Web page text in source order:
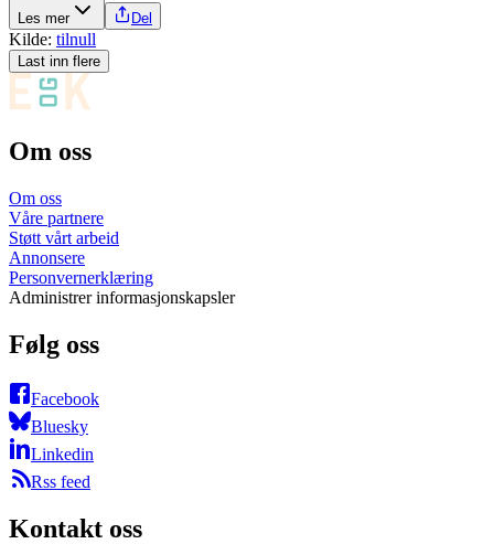
Les mer Del
Kilde: tilnull
Last inn flere
Om oss
Om oss
Våre partnere
Støtt vårt arbeid
Annonsere
Personvernerklæring
Administrer informasjonskapsler
Følg oss
Facebook
Bluesky
Linkedin
Rss feed
Kontakt oss